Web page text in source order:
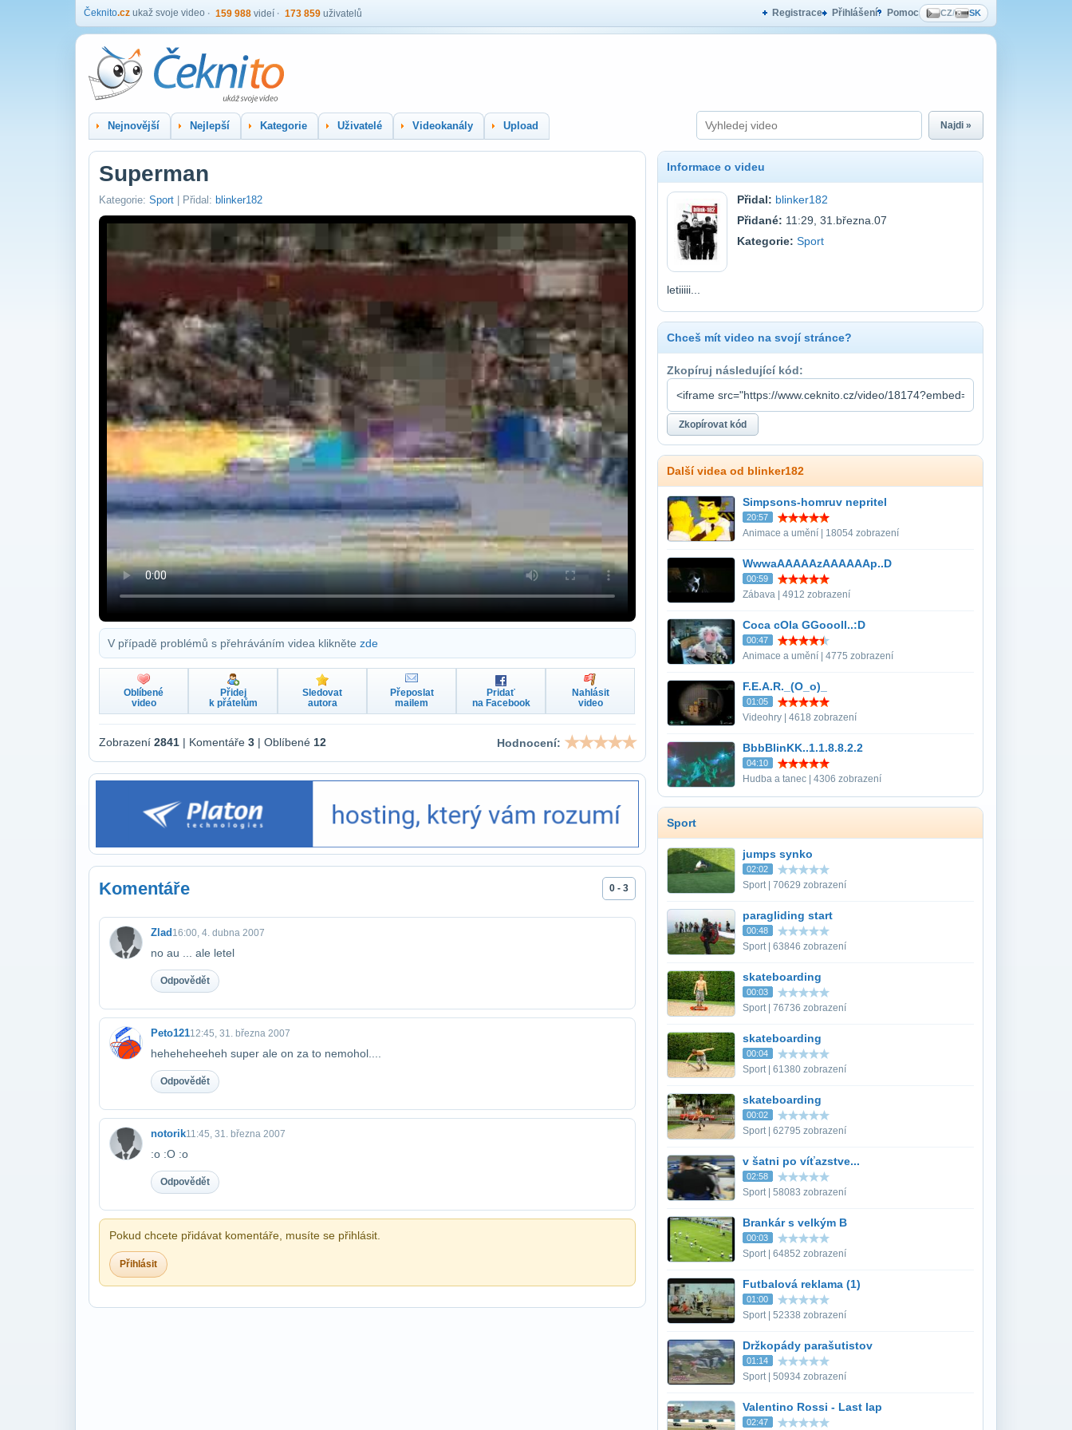
Čeknito.cz ukaž svoje video 159 988 videí 173 859 uživatelů Registrace Přihlášení Pomoc CZ/ SK
Nejnovější Nejlepší Kategorie Uživatelé Videokanály Upload Najdi »
Superman
Kategorie: Sport | Přidal: blinker182
V případě problémů s přehráváním videa klikněte zde
Oblíbené
video
Přidej
k přátelům
Sledovat
autora
Přeposlat
mailem
Pridať
na Facebook
Nahlásit
video
Zobrazení 2841 | Komentáře 3 | Oblíbené 12 Hodnocení:
Komentáře 0 - 3
Zlad 16:00, 4. dubna 2007
no au ... ale letel
Odpovědět
Peto12112:45, 31. března 2007
heheheheeheh super ale on za to nemohol....
Odpovědět
notorik11:45, 31. března 2007
:o :O :o
Odpovědět
Pokud chcete přidávat komentáře, musíte se přihlásit.
Přihlásit
Informace o videu
Přidal: blinker182
Přidané: 11:29, 31.března.07
Kategorie: Sport
letiiiii...
Chceš mít video na svojí stránce?
Zkopíruj následující kód:
Další videa od blinker182
Simpsons-homruv nepritel
20:57
Animace a umění | 18054 zobrazení
WwwaAAAAAzAAAAAAp..D
00:59
Zábava | 4912 zobrazení
Coca cOla GGoooll..:D
00:47
Animace a umění | 4775 zobrazení
F.E.A.R._(O_o)_
01:05
Videohry | 4618 zobrazení
BbbBlinKK..1.1.8.8.2.2
04:10
Hudba a tanec | 4306 zobrazení
Sport
jumps synko
02:02
Sport | 70629 zobrazení
paragliding start
00:48
Sport | 63846 zobrazení
skateboarding
00:03
Sport | 76736 zobrazení
skateboarding
00:04
Sport | 61380 zobrazení
skateboarding
00:02
Sport | 62795 zobrazení
v šatni po víťazstve...
02:58
Sport | 58083 zobrazení
Brankár s velkým B
00:03
Sport | 64852 zobrazení
Futbalová reklama (1)
01:00
Sport | 52338 zobrazení
Držkopády parašutistov
01:14
Sport | 50934 zobrazení
Valentino Rossi - Last lap
02:47